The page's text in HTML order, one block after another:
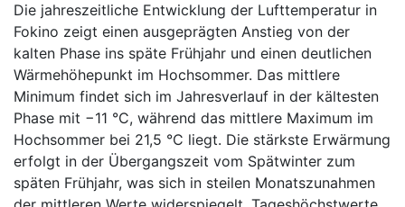
Die jahreszeitliche Entwicklung der Lufttemperatur in
Fokino zeigt einen ausgeprägten Anstieg von der
kalten Phase ins späte Frühjahr und einen deutlichen
Wärmehöhepunkt im Hochsommer. Das mittlere
Minimum findet sich im Jahresverlauf in der kältesten
Phase mit −11 °C, während das mittlere Maximum im
Hochsommer bei 21,5 °C liegt. Die stärkste Erwärmung
erfolgt in der Übergangszeit vom Spätwinter zum
späten Frühjahr, was sich in steilen Monatszunahmen